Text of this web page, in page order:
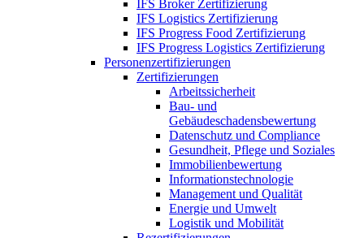
IFS Broker Zertifizierung
IFS Logistics Zertifizierung
IFS Progress Food Zertifizierung
IFS Progress Logistics Zertifizierung
Personenzertifizierungen
Zertifizierungen
Arbeitssicherheit
Bau- und
Gebäudeschadensbewertung
Datenschutz und Compliance
Gesundheit, Pflege und Soziales
Immobilienbewertung
Informationstechnologie
Management und Qualität
Energie und Umwelt
Logistik und Mobilität